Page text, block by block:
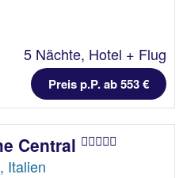
5 Nächte, Hotel + Flug
Preis p.P. ab 553 €
Central
Italien